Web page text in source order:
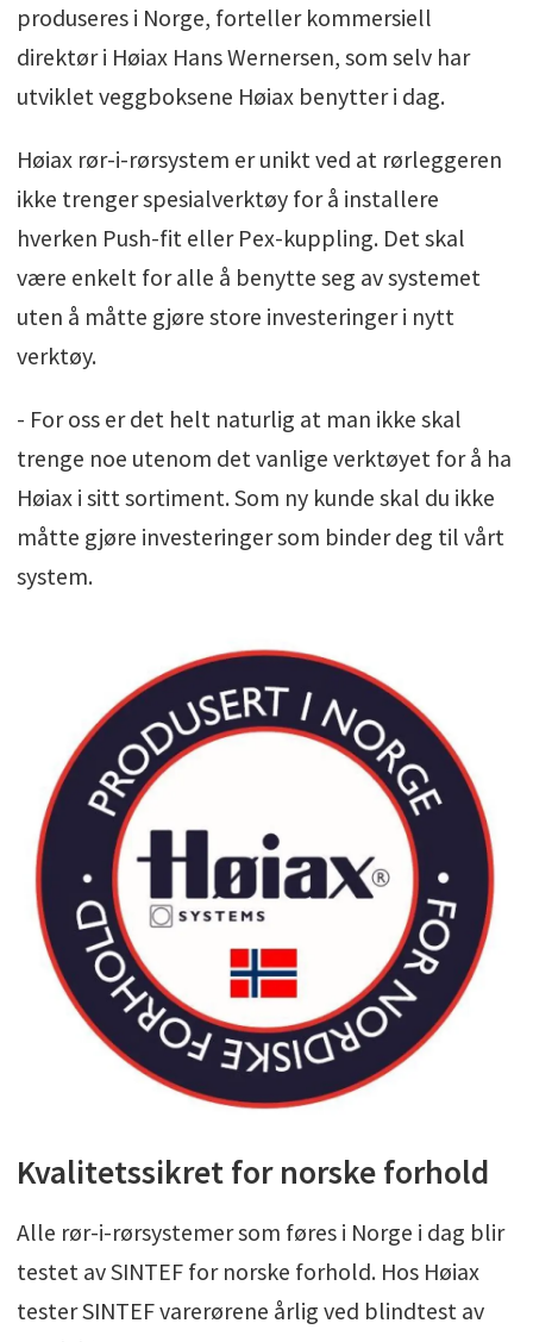
produseres i Norge, forteller kommersiell
direktør i Høiax Hans Wernersen, som selv har
utviklet veggboksene Høiax benytter i dag.
Høiax rør-i-rørsystem er unikt ved at rørleggeren
ikke trenger spesialverktøy for å installere
hverken Push-fit eller Pex-kuppling. Det skal
være enkelt for alle å benytte seg av systemet
uten å måtte gjøre store investeringer i nytt
verktøy.
- For oss er det helt naturlig at man ikke skal
trenge noe utenom det vanlige verktøyet for å ha
Høiax i sitt sortiment. Som ny kunde skal du ikke
måtte gjøre investeringer som binder deg til vårt
system.
Kvalitetssikret for norske forhold
Alle rør-i-rørsystemer som føres i Norge i dag blir
testet av SINTEF for norske forhold. Hos Høiax
tester SINTEF varerørene årlig ved blindtest av